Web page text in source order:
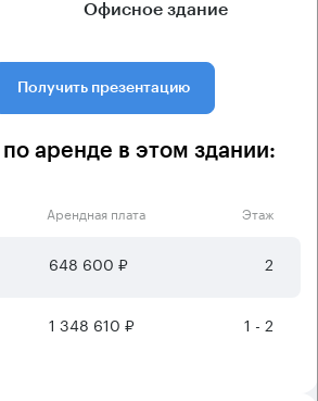
Офисное здание
Получить презентацию
аренде в этом здании:
Арендная плата Этаж
648 600 ₽ 2
1 348 610 ₽ 1 - 2